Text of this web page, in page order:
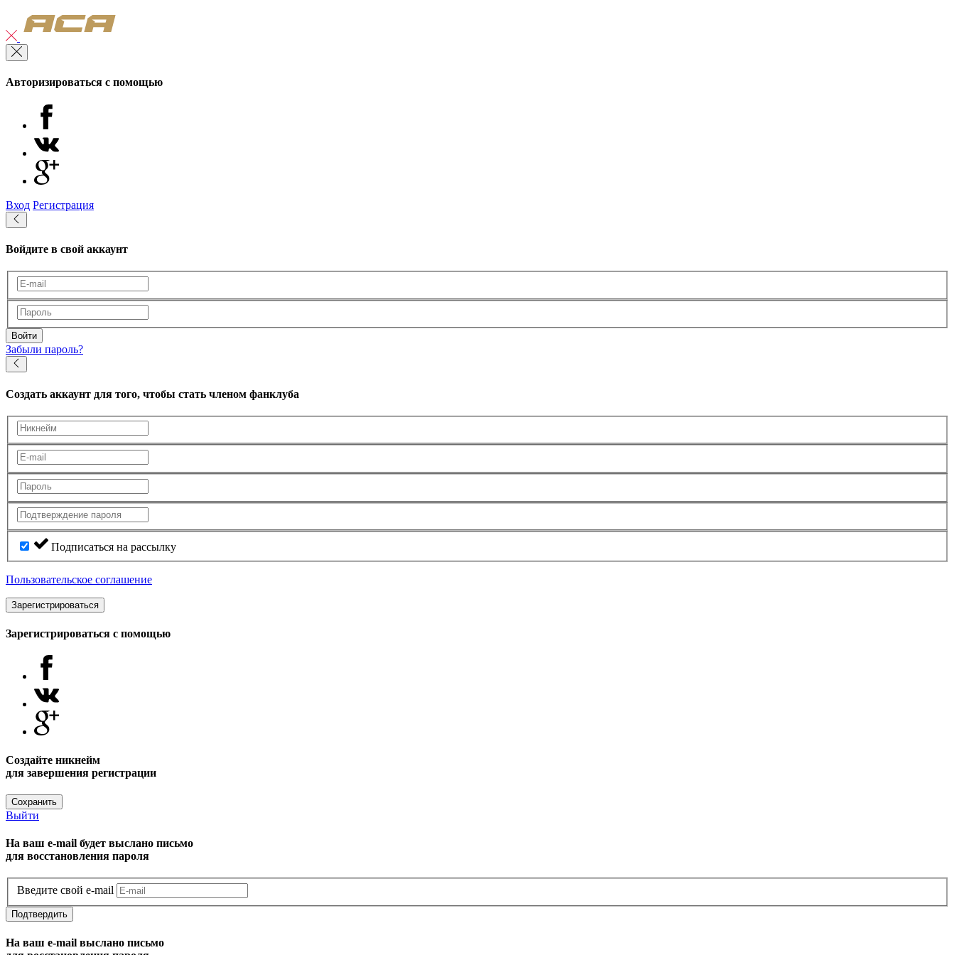
Авторизироваться с помощью
Вход Регистрация
Войдите в свой аккаунт
Войти
Забыли пароль?
Создать аккаунт для того, чтобы стать членом фанклуба
Подписаться на рассылку
Пользовательское соглашение
Зарегистрироваться
Зарегистрироваться с помощью
Создайте никнейм
для завершения регистрации
Сохранить
Выйти
На ваш e-mail будет выслано письмо
для восстановления пароля
Введите свой e-mail
Подтвердить
На ваш e-mail выслано письмо